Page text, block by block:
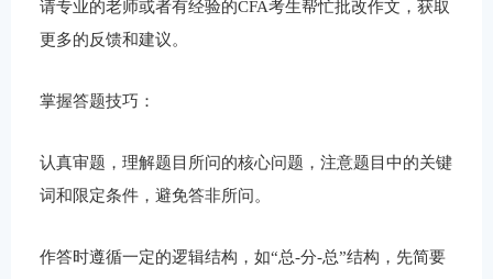
请专业的老师或者有经验的CFA考生帮忙批改作文，获取
更多的反馈和建议。
掌握答题技巧：
认真审题，理解题目所问的核心问题，注意题目中的关键
词和限定条件，避免答非所问。
作答时遵循一定的逻辑结构，如“总-分-总”结构，先简要